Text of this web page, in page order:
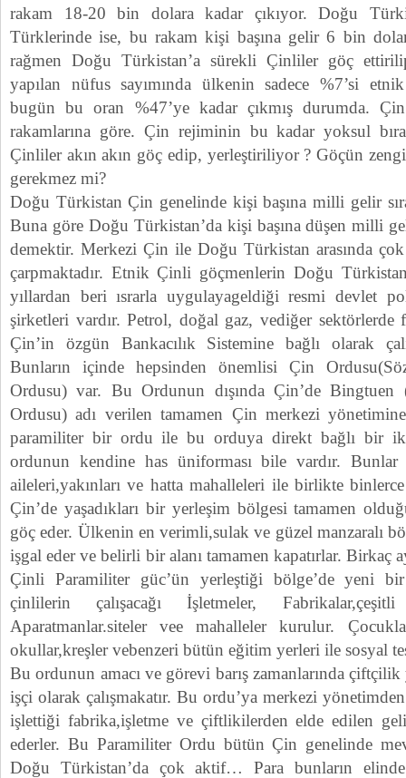
rakam 18-20 bin dolara kadar çıkıyor. Doğu
Türklerinde ise, bu rakam kişi başına gelir 6 bin
rağmen Doğu Türkistan’a sürekli Çinliler göç
yapılan nüfus sayımında ülkenin sadece %7’si
bugün bu oran %47’ye kadar çıkmış durumda.
rakamlarına göre. Çin rejiminin bu kadar yoksul
Çinliler akın akın göç edip, yerleştiriliyor ? Göçün
gerekmez mi?
Doğu Türkistan Çin genelinde kişi başına milli gelir
Buna göre Doğu Türkistan’da kişi başına düşen milli
demektir. Merkezi Çin ile Doğu Türkistan arasında
çarpmaktadır. Etnik Çinli göçmenlerin Doğu
yıllardan beri ısrarla uygulayageldiği resmi devlet
şirketleri vardır. Petrol, doğal gaz, vediğer sektörlerde
Çin’in özgün Bankacılık Sistemine bağlı olarak
Bunların içinde hepsinden önemlisi Çin
Ordusu) var. Bu Ordunun dışında Çin’de Bingtuen
Ordusu) adı verilen tamamen Çin merkezi
paramiliter bir ordu ile bu orduya direkt bağlı bir
ordunun kendine has üniforması bile vardır.
aileleri,yakınları ve hatta mahalleleri ile birlikte
Çin’de yaşadıkları bir yerleşim bölgesi tamamen
göç eder. Ülkenin en verimli,sulak ve güzel manzaralı
işgal eder ve belirli bir alanı tamamen kapatırlar. Birkaç
Çinli Paramiliter güc’ün yerleştiği bölge’de yeni
çinlilerin çalışacağı İşletmeler,
Aparatmanlar.siteler vee mahalleler kurulur.
okullar,kreşler vebenzeri bütün eğitim yerleri ile sosyal
Bu ordunun amacı ve görevi barış zamanlarında
işçi olarak çalışmakatır. Bu ordu’ya merkezi yönetimden
işlettiği fabrika,işletme ve çiftlikilerden elde edilen
ederler. Bu Paramiliter Ordu bütün Çin genelinde
Doğu Türkistan’da çok aktif… Para bunların